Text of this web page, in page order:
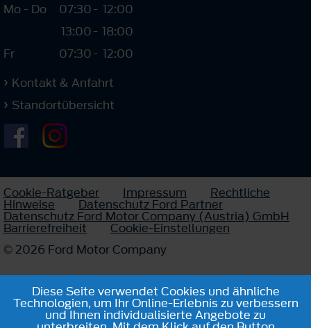
Mo - Do
07:30
13:00
-
-
12:00
18:00
Fr
07:30- 12:00
Kontakt & Anfahrt
Standortübersicht
Cookie-Ratgeber Impressum Rechtliche
Hinweise Datenschutz Ford Partner
Datenschutz Ford Motor Company (Austria) GmbH
Barrierefreiheit
Cookie-Einstellungen
© 2026 Ford Motor Company
Diese Seite verwendet Cookies und ähnliche
Technologien, um Ihr Online-Erlebnis zu verbessern
und Ihnen individualisierte Angebote zu